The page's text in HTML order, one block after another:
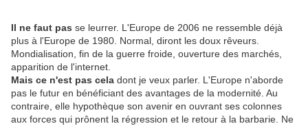
Il ne faut pas se leurrer. L'Europe de 2006 ne ressemble déjà
plus à l'Europe de 1980. Normal, diront les doux rêveurs.
Mondialisation, fin de la guerre froide, ouverture des marchés,
apparition de l'internet.
Mais ce n'est pas cela dont je veux parler. L'Europe n'aborde
pas le futur en bénéficiant des avantages de la modernité. Au
contraire, elle hypothèque son avenir en ouvrant ses colonnes
aux forces qui prônent la régression et le retour à la barbarie. Ne